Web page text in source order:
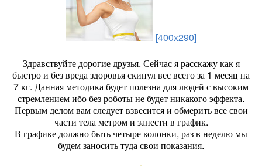
[400x290]
Здравствуйте дорогие друзья. Сейчас я расскажу как я
быстро и без вреда здоровья скинул вес всего за 1 месяц на
7 кг. Данная методика будет полезна для людей с высоким
стремлением ибо без роботы не будет никакого эффекта.
Первым делом вам следует взвесится и обмерить все свои
части тела метром и занести в график.
В графике должно быть четыре колонки, раз в неделю мы
будем заносить туда свои показания.